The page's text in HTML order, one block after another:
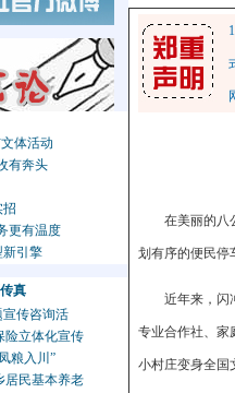
体活动
有奔头
招
更有温度
新引擎
真
宣传咨询活
险立体化宣传
粮入川”
居民基本养老
在美丽的八
划有序的便民停
近年来，闪
专业合作社、家
小村庄变身全国